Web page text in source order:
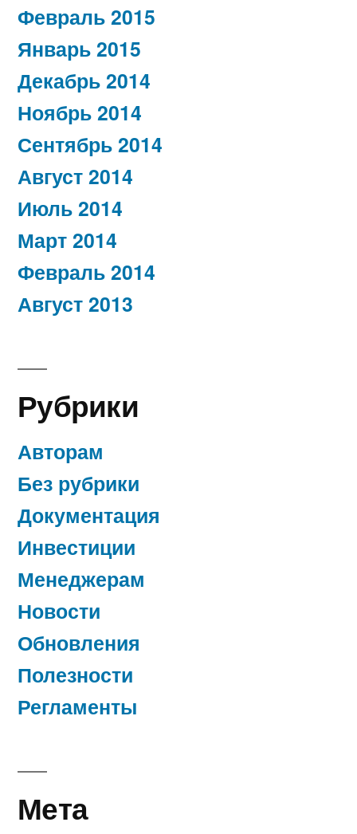
Февраль 2015
Январь 2015
Декабрь 2014
Ноябрь 2014
Сентябрь 2014
Август 2014
Июль 2014
Март 2014
Февраль 2014
Август 2013
Рубрики
Авторам
Без рубрики
Документация
Инвестиции
Менеджерам
Новости
Обновления
Полезности
Регламенты
Мета